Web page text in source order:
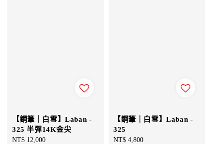
【鋼筆｜白雪】Laban -
325 半彈14K金尖
Regular
NT$ 12,000
【鋼筆｜白雪】Laban -
325
Regular
NT$ 4,800